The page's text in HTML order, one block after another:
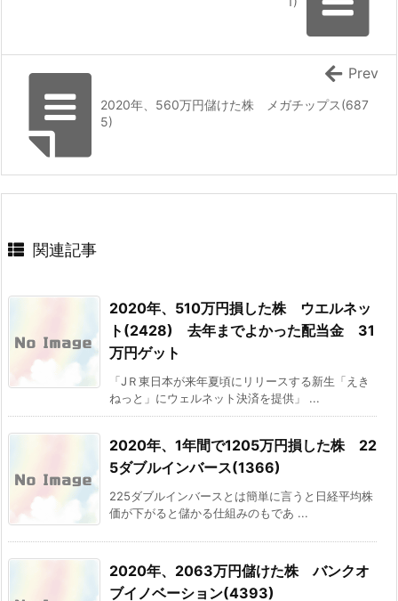
2020年、560万円儲けた株 メガチップス(687
5)
Prev
関連記事
2020年、510万円損した株 ウエルネッ
ト(2428) 去年までよかった配当金 31
万円ゲット
「JＲ東日本が来年夏頃にリリースする新生「えき
ねっと」にウェルネット決済を提供」 ...
2020年、1年間で1205万円損した株 22
5ダブルインバース(1366)
225ダブルインバースとは簡単に言うと日経平均株
価が下がると儲かる仕組みのもであ ...
2020年、2063万円儲けた株 バンクオ
ブイノベーション(4393)